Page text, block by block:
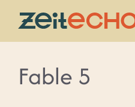
Inhalt
springen
Fable 5